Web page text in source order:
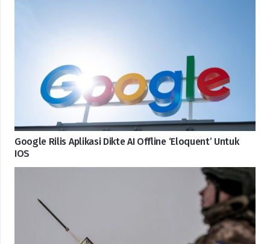
Google Rilis Aplikasi Dikte AI Offline ‘Eloquent’ Untuk
IOS